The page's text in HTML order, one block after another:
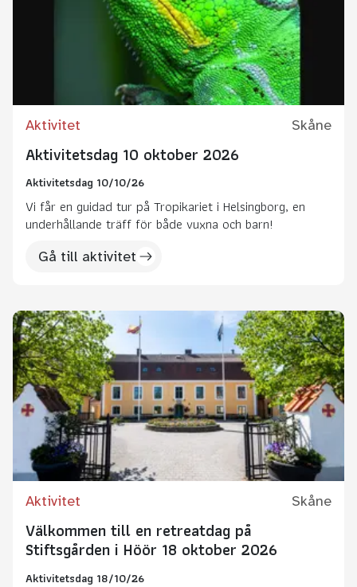
Aktivitet Skåne
Aktivitetsdag 10 oktober 2026
Aktivitetsdag 10/10/26
Vi får en guidad tur på Tropikariet i Helsingborg, en
underhållande träff för både vuxna och barn!
Gå till aktivitet
Aktivitet Skåne
Välkommen till en retreatdag på
Stiftsgården i Höör 18 oktober 2026
Aktivitetsdag 18/10/26